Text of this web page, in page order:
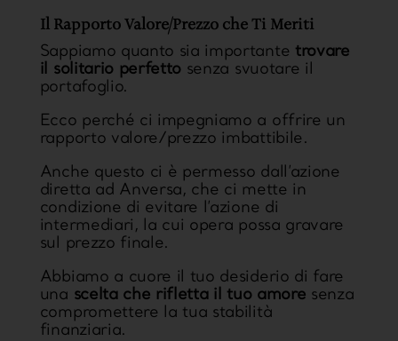
Il Rapporto Valore/Prezzo che Ti Meriti
Sappiamo quanto sia importante trovare
il solitario perfetto senza svuotare il
portafoglio.
Ecco perché ci impegniamo a offrire un
rapporto valore/prezzo imbattibile.
Anche questo ci è permesso dall’azione
diretta ad Anversa, che ci mette in
condizione di evitare l’azione di
intermediari, la cui opera possa gravare
sul prezzo finale.
Abbiamo a cuore il tuo desiderio di fare
una scelta che rifletta il tuo amore senza
compromettere la tua stabilità
finanziaria.